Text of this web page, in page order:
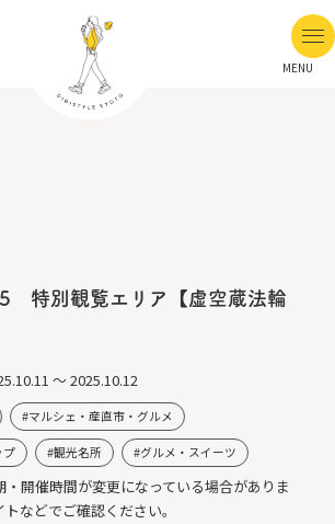
MENU
特別観覧エリア【虚空蔵法輪
～ 2025.10.12
マルシェ・産直市・グルメ
プ 観光名所 グルメ・スイーツ
開催時間が変更になっている場合がありま
などでご確認ください。